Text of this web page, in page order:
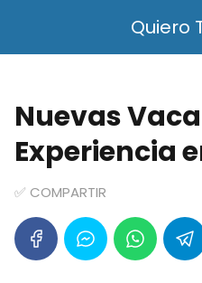
Quiero
Nuevas
Experiencia
✅ COMPARTIR